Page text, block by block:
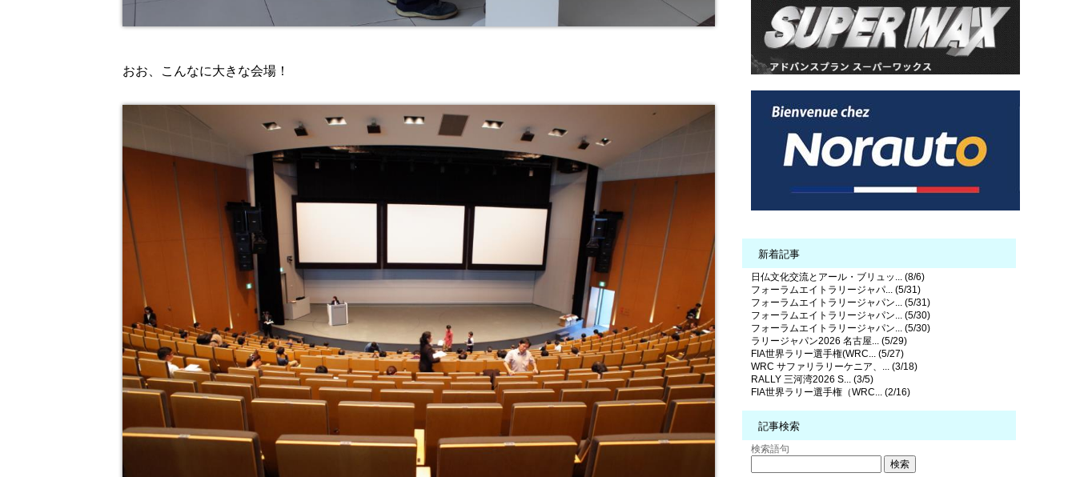
おお、こんなに大きな会場！
新着記事
日仏文化交流とアール・ブリュッ... (8/6)
フォーラムエイトラリージャパ... (5/31)
フォーラムエイトラリージャパン... (5/31)
フォーラムエイトラリージャパン... (5/30)
フォーラムエイトラリージャパン... (5/30)
ラリージャパン2026 名古屋... (5/29)
FIA世界ラリー選手権(WRC... (5/27)
WRC サファリラリーケニア、... (3/18)
RALLY 三河湾2026 S... (3/5)
FIA世界ラリー選手権（WRC... (2/16)
記事検索
検索語句